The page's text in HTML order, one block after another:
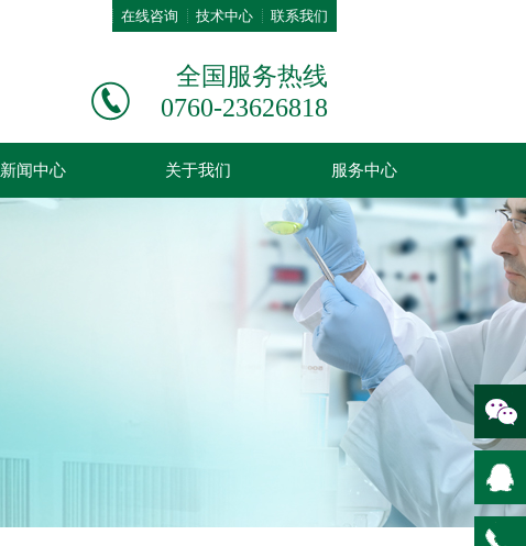
在线咨询 技术中心 联系我们
全国服务热线
0760-23626818
新闻中心 关于我们 服务中心